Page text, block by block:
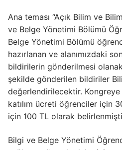
Ana teması “Açık Bilim ve
ve Belge Yönetimi Bölümü
Belge Yönetimi Bölümü
hazırlanan ve alanımızdaki
bildirilerin gönderilmesi
şekilde gönderilen bildiriler
değerlendirilecektir. Kongreye
katılım ücreti öğrenciler için
için 100 TL olarak
Bilgi ve Belge Yönetimi